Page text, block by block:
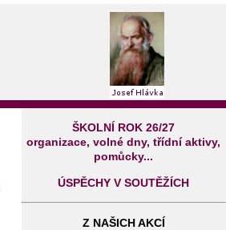
ŠKOLNÍ ROK 26/27
organizace, volné dny, třídní aktivy,
pomůcky...
ÚSPĚCHY V SOUTĚŽÍCH
Z NAŠICH AKCÍ